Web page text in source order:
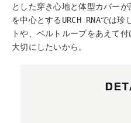
とした穿き心地と体型カバー
を中心とするURCH RNAでは
トや、ベルトループをあえて
大切にしたいから。